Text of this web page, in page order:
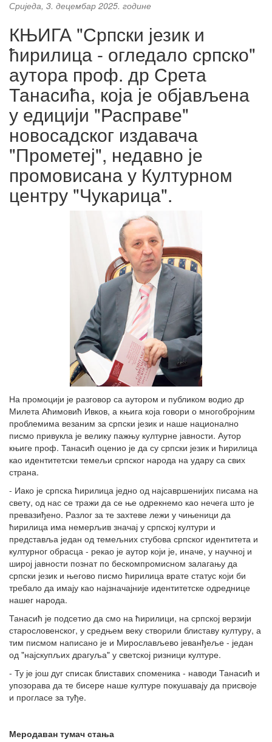
Сриједа, 3. децембар 2025. године
КЊИГА "Српски језик и
ћирилица - огледало српско"
аутора проф. др Срета
Танасића, која је објављена
у едицији "Расправе"
новосадског издавача
"Прометеј", недавно је
промовисана у Културном
центру "Чукарица".
На промоцији је разговор са аутором и публиком водио др
Милета Аћимовић Ивков, а књига која говори о многобројним
проблемима везаним за српски језик и наше национално
писмо привукла је велику пажњу културне јавности. Аутор
књиге проф. Танасић оценио је да су српски језик и ћирилица
као идентитетски темељи српског народа на удару са свих
страна.
- Иако је српска ћирилица једно од најсавршенијих писама на
свету, од нас се тражи да се ње одрекнемо као нечега што је
превазиђено. Разлог за те захтеве лежи у чињеници да
ћирилица има немерљив значај у српској култури и
представља један од темељних стубова српског идентитета и
културног обрасца - рекао је аутор који је, иначе, у научној и
широј јавности познат по бескомпромисном залагању да
српски језик и његово писмо ћирилица врате статус који би
требало да имају као најзначајније идентитетске одреднице
нашег народа.
Танасић је подсетио да смо на ћирилици, на српској верзији
старословенског, у средњем веку створили блиставу културу, а
тим писмом написано је и Мирослављево јеванђеље - један
од "најскупљих драгуља" у светској ризници културе.
- Ту је још дуг списак блиставих споменика - наводи Танасић и
упозорава да те бисере наше културе покушавају да присвоје
и прогласе за туђе.
Меродаван тумач стања